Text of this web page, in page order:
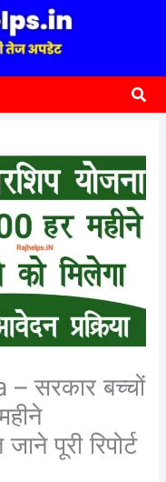
सरकार बच्चों
पूरी रिपोर्ट